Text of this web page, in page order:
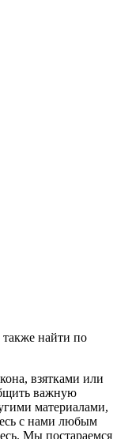
найти по
взятками или
важную
материалами,
с нами любым
Мы постараемся